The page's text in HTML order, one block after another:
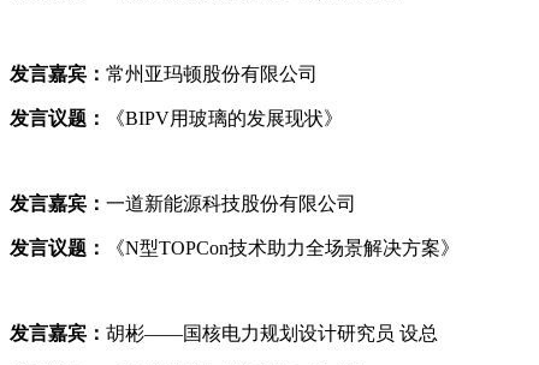
发言嘉宾： 常州亚玛顿股份有限公司
发言议题： 《BIPV用玻璃的发展现状》
发言嘉宾： 一道新能源科技股份有限公司
发言议题： 《N型TOPCon技术助力全场景解决方案》
发言嘉宾： 胡彬——国核电力规划设计研究员 设总